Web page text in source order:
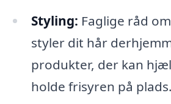
Styling: Faglige råd
styler dit hår
produkter, der kan
holde frisyren på plads.